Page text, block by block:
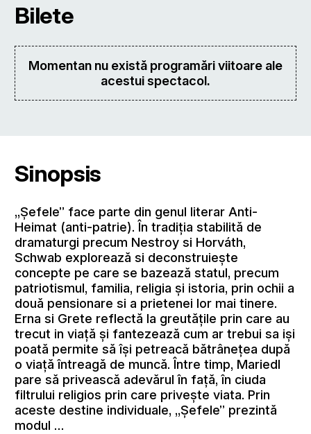
Bilete
Momentan nu există programări viitoare ale
acestui spectacol.
Sinopsis
„Șefele” face parte din genul literar Anti-
Heimat (anti-patrie). În tradiția stabilită de
dramaturgi precum Nestroy si Horváth,
Schwab explorează si deconstruiește
concepte pe care se bazează statul, precum
patriotismul, familia, religia și istoria, prin ochii a
două pensionare si a prietenei lor mai tinere.
Erna si Grete reflectă la greutățile prin care au
trecut in viață și fantezează cum ar trebui sa iși
poată permite să își petreacă bătrânețea după
o viață întreagă de muncă. Între timp, Mariedl
pare să privească adevărul în față, în ciuda
filtrului religios prin care privește viata. Prin
aceste destine individuale, „Șefele” prezintă
modul …